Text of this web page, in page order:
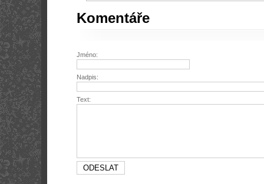
Komentáře
Jméno:
Nadpis:
Text: